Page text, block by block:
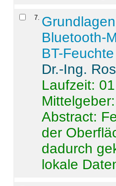
7
Bluetooth-
BT-Feuchte
Dr.-Ing.
Laufzeit:
Abstract:
der
dadurch
lokale